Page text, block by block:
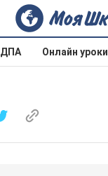
ДПА Онлайн уроки